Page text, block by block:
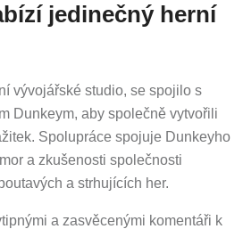
jedinečný herní
vývojářské studio, se spojilo s
Dunkeym, aby společně vytvořili
Spolupráce spojuje Dunkeyho
a zkušenosti společnosti
a strhujících her.
a zasvěcenými komentáři k